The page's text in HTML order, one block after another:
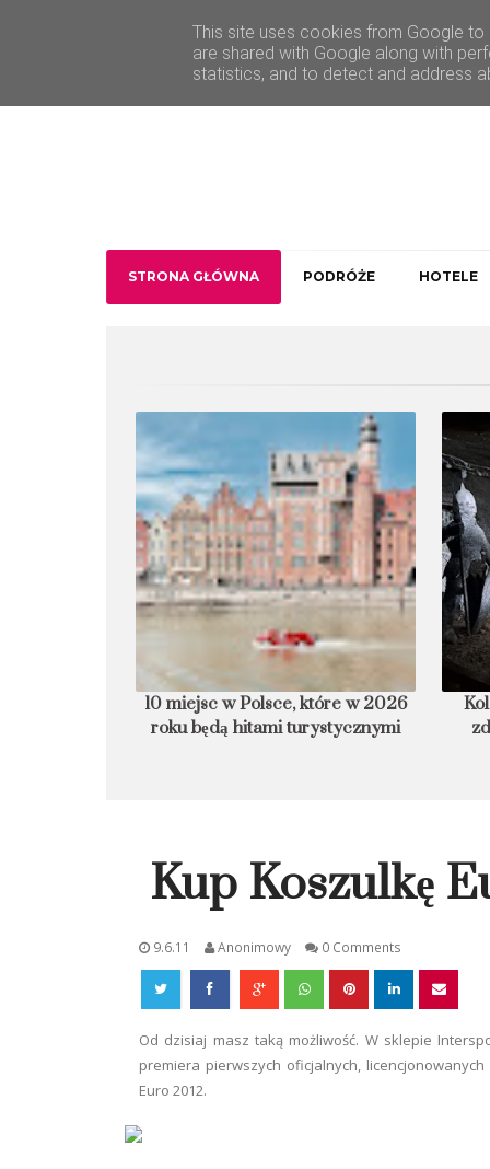
O Traveler deLuxe
STRONA GŁÓWNA PODRÓŻE HOTELE
10 miejsc w Polsce, które w 2026
roku będą hitami turystycznymi
Kup Koszulkę
9.6.11 Anonimowy 0 Comments
Od dzisiaj masz taką możliwość. W sklepie
premiera pierwszych oficjalnych,
Euro 2012.
This site uses cookies from Google
are shared with Google along with
statistics, and to detect and address